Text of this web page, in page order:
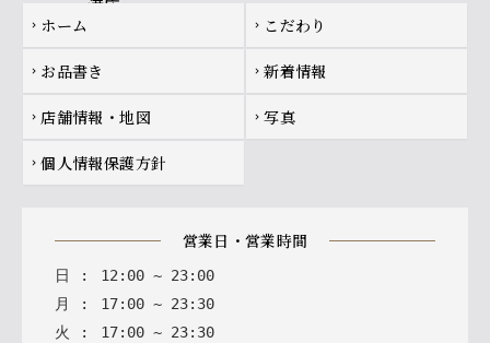
Footer navigation
chevron_right ホーム chevron_right こだわり
chevron_right お品書き chevron_right 新着情報
chevron_right 店舗情報・地図 chevron_right 写真
chevron_right 個人情報保護方針
営業日・営業時間
日 : 12 : 00 ~ 23: 00
月
: 17: 00 ~ 23: 30
火
: 17: 00 ~ 23: 30